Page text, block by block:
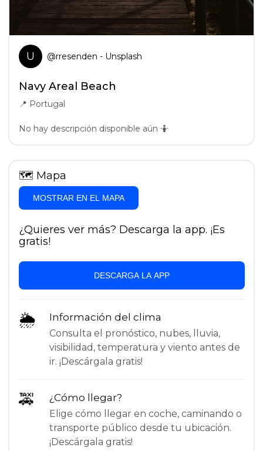
U @rresenden - Unsplash
Navy Areal Beach
📍 Portugal
No hay descripción disponible aún 🤷
🗺 Mapa
MOSTRAR EN EL MAPA
¿Quieres ver más? Descarga la app. ¡Es
gratis!
DESCARGA LA APP
🌦 Información del clima
Consulta el pronóstico, nubes, lluvia,
visibilidad, temperatura y viento antes de
ir. ¡Descárgala gratis!
🚕 ¿Cómo llegar?
Elige cómo llegar en coche, caminando o
transporte público desde tu ubicación.
¡Descárgala gratis!